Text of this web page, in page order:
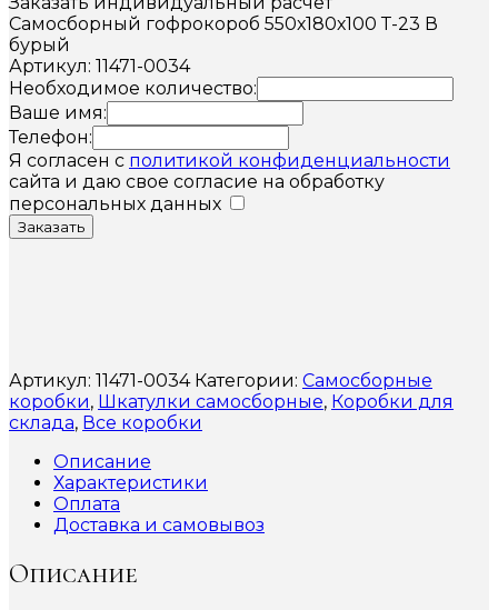
Самосборный гофрокороб 550х180х100 Т-23 В
бурый
Артикул: 11471-0034
Необходимое количество:
Ваше имя:
Телефон:
Я согласен с политикой конфиденциальности
сайта и даю свое согласие на обработку
персональных данных
Заказать
Артикул: 11471-0034 Категории: Самосборные
коробки, Шкатулки самосборные, Коробки для
склада, Все коробки
Описание
Характеристики
Оплата
Доставка и самовывоз
Описание